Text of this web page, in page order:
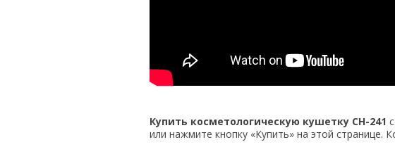
Купить косметологическую кушетку CH-241
или нажмите кнопку «Купить» на этой странице.